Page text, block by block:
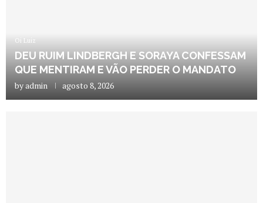
Oi Luiz
DEU RUIM LINDBERGH E SORAYA CONFESSAM
QUE MENTIRAM E VÃO PERDER O MANDATO
byadmin agosto 8, 2026